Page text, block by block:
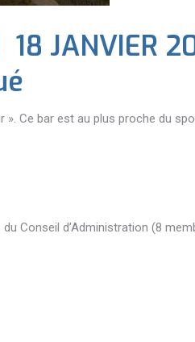
18 JANVIER
». Ce bar est au plus proche du
Conseil d’Administration (8